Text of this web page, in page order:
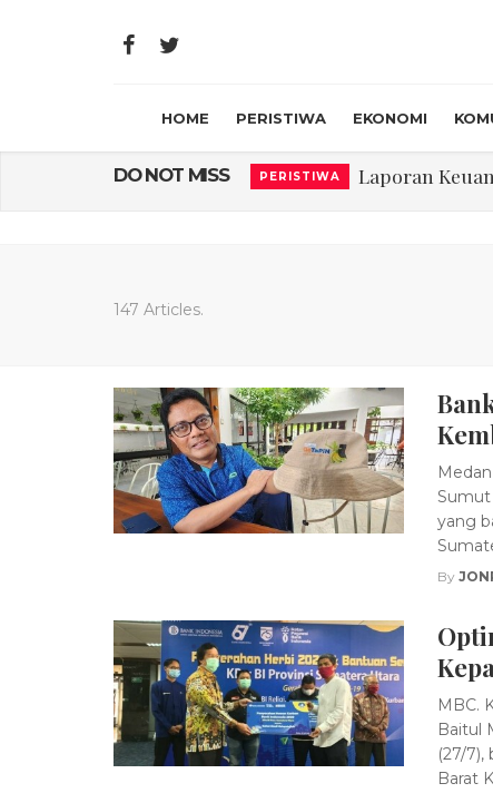
HOME PERISTIWA EKONOMI
DO NOT MISS PERISTIWA Laporan
PERISTIWA USU Gelar
147 Articles.
Sumut
yang
By
MBC.
Baitul
(27/
Barat